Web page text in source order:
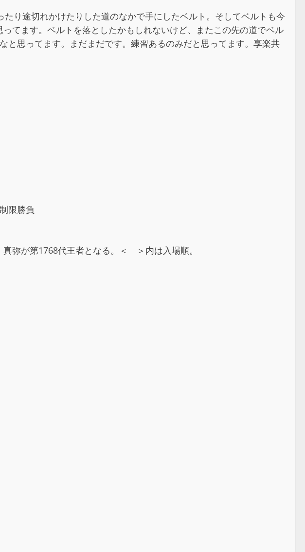
り途切れかけたりした道のなかで手にしたベルト。そしてベルトも今
てます。ベルトを落としたかもしれないけど、またこの先の道でベル
と思ってます。まだまだです。練習あるのみだと思ってます。享楽共
限勝負
弥が第1768代王者となる。＜ ＞内は入場順。